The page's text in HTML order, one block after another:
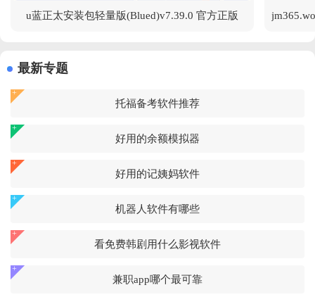
u蓝正太安装包轻量版(Blued)v7.39.0 官方正版
最新专题
托福备考软件推荐
好用的余额模拟器
好用的记姨妈软件
机器人软件有哪些
看免费韩剧用什么影视软件
兼职app哪个最可靠